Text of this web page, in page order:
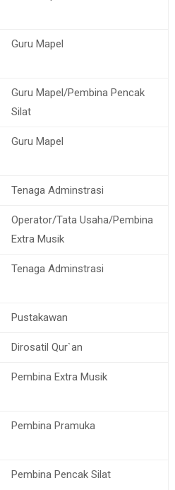
Guru Mapel
Guru Mapel/Pembina Pencak
Silat
Guru Mapel
Tenaga Adminstrasi
Operator/Tata Usaha/Pembina
Extra Musik
Tenaga Adminstrasi
Pustakawan
Dirosatil Qur`an
Pembina Extra Musik
Pembina Pramuka
Pembina Pencak Silat